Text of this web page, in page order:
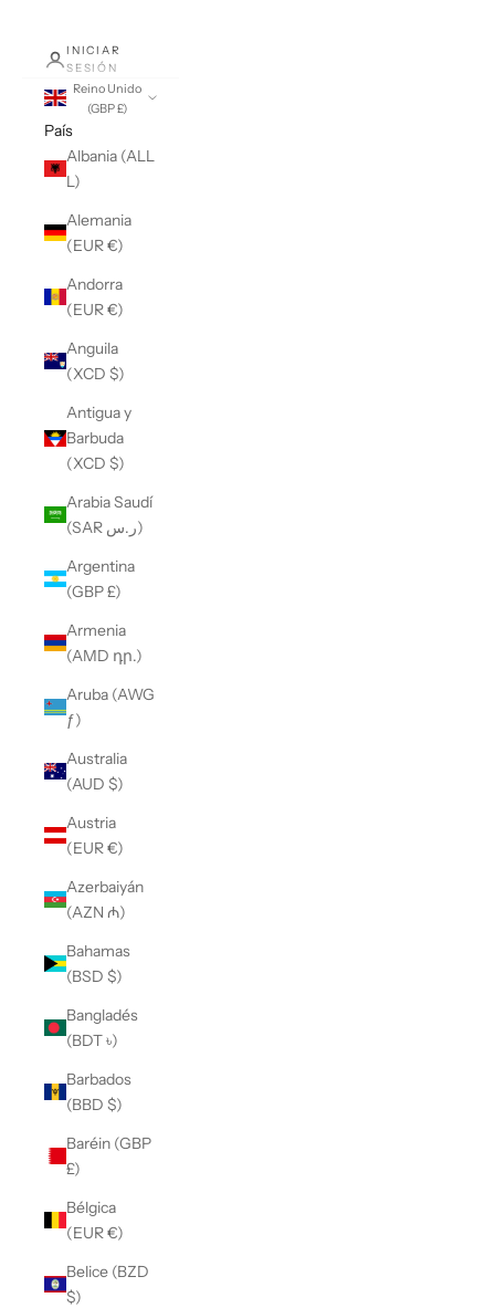
INICIAR
SESIÓN
Reino Unido
(GBP £)
País
Albania (ALL
L)
Alemania
(EUR €)
Andorra
(EUR €)
Anguila
(XCD $)
Antigua y
Barbuda
(XCD $)
Arabia Saudí
(SAR ر.س)
Argentina
(GBP £)
Armenia
(AMD դր.)
Aruba (AWG
ƒ)
Australia
(AUD $)
Austria
(EUR €)
Azerbaiyán
(AZN ₼)
Bahamas
(BSD $)
Bangladés
(BDT ৳)
Barbados
(BBD $)
Baréin (GBP
£)
Bélgica
(EUR €)
Belice (BZD
$)